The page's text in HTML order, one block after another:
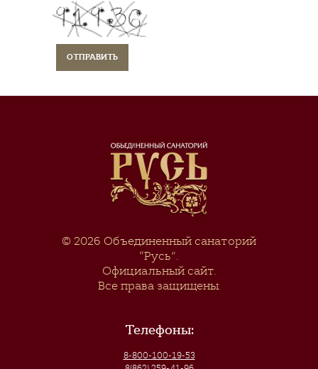
© 2026 Объединенный санаторий
“Русь”.
Официальный сайт.
Все права защищены.
Телефоны:
8-800-100-19-53